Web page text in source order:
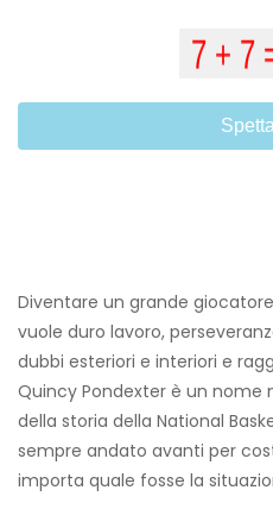
Diventare un grande
vuole duro lavoro,
dubbi esteriori e interiori e
Quincy Pondexter è un nome
della storia della National
sempre andato avanti per
importa quale fosse la